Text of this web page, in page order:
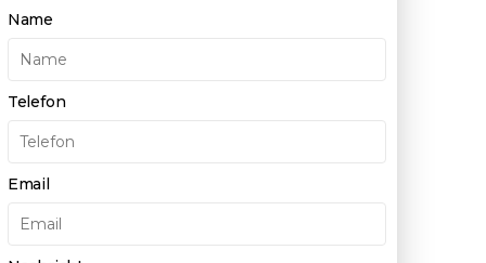
Name
Telefon
Email